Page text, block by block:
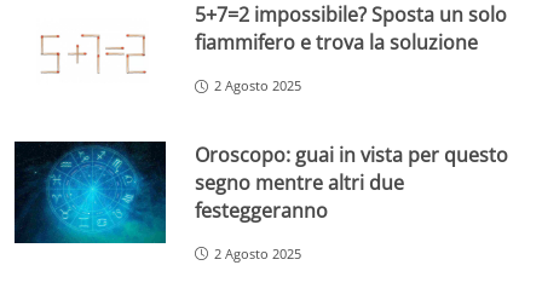
5+7=2 impossibile? Sposta un solo
fiammifero e trova la soluzione
2 Agosto 2025
Oroscopo: guai in vista per questo
segno mentre altri due
festeggeranno
2 Agosto 2025